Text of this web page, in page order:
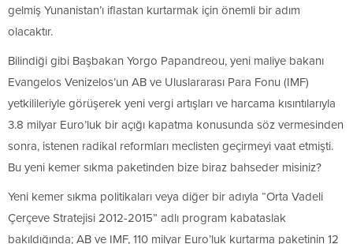
gelmiş Yunanistan’ı iflastan kurtarmak için önemli bir adım
olacaktır.
Bilindiği gibi Başbakan Yorgo Papandreou, yeni maliye bakanı
Evangelos Venizelos’un AB ve Uluslararası Para Fonu (IMF)
yetkilileriyle görüşerek yeni vergi artışları ve harcama kısıntılarıyla
3.8 milyar Euro’luk bir açığı kapatma konusunda söz vermesinden
sonra, istenen radikal reformları meclisten geçirmeyi vaat etmişti.
Bu yeni kemer sıkma paketinden bize biraz bahseder misiniz?
Yeni kemer sıkma politikaları veya diğer bir adıyla “Orta Vadeli
Çerçeve Stratejisi 2012-2015” adlı program kabataslak
bakıldığında; AB ve IMF, 110 milyar Euro’luk kurtarma paketinin 12